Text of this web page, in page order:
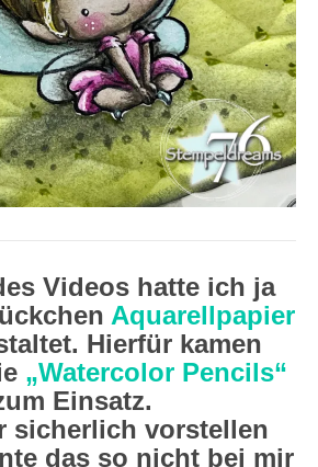
Videos hatte ich ja
Aquarellpapier
Hierfür kamen
„Watercolor Pencils“
Einsatz.
sicherlich vorstellen
das so nicht bei mir